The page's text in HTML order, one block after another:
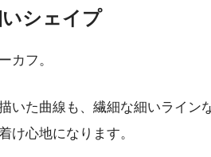
シェイプ
カフ。
いた曲線も、繊細な細いライン
け心地になります。